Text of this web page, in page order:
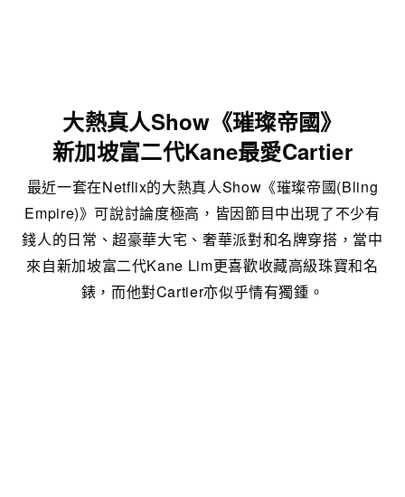
大熱真人Show《璀璨帝國》
新加坡富二代Kane最愛Cartier
最近一套在Netflix的大熱真人Show《璀璨帝國(Bling
Empire)》可說討論度極高，皆因節目中出現了不少有
錢人的日常、超豪華大宅、奢華派對和名牌穿搭，當中
來自新加坡富二代Kane Lim更喜歡收藏高級珠寶和名
錶，而他對Cartier亦似乎情有獨鍾。